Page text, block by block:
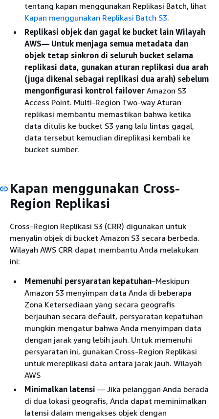
tentang kapan menggunakan Replikasi Batch, lihat
Kapan menggunakan Replikasi Batch S3.
Replikasi objek dan gagal ke bucket lain Wilayah
AWS— Untuk menjaga semua metadata dan
objek tetap sinkron di seluruh bucket selama
replikasi data, gunakan aturan replikasi dua arah
(juga dikenal sebagai replikasi dua arah) sebelum
mengonfigurasi kontrol failover Amazon S3
Access Point. Multi-Region Two-way Aturan
replikasi membantu memastikan bahwa ketika
data ditulis ke bucket S3 yang lalu lintas gagal,
data tersebut kemudian direplikasi kembali ke
bucket sumber.
Kapan menggunakan Cross-
Region Replikasi
Cross-Region Replikasi S3 (CRR) digunakan untuk
menyalin objek di bucket Amazon S3 secara berbeda.
Wilayah AWS CRR dapat membantu Anda melakukan
ini:
Memenuhi persyaratan kepatuhan–Meskipun
Amazon S3 menyimpan data Anda di beberapa
Zona Ketersediaan yang secara geografis
berjauhan secara default, persyaratan kepatuhan
mungkin mengatur bahwa Anda menyimpan data
dengan jarak yang lebih jauh. Untuk memenuhi
persyaratan ini, gunakan Cross-Region Replikasi
untuk mereplikasi data antara jarak jauh. Wilayah
AWS
Minimalkan latensi — Jika pelanggan Anda berada
di dua lokasi geografis, Anda dapat meminimalkan
latensi dalam mengakses objek dengan